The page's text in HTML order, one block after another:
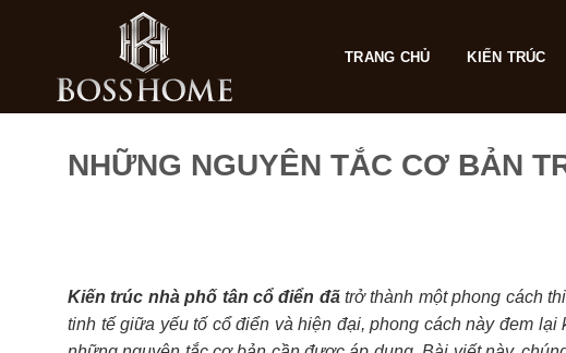
TRANG CHỦ KIẾN TRÚC
NHỮNG NGUYÊN TẮC CƠ BẢN
Kiến trúc nhà phố tân cổ điển đãtrở thành một phong cách
tinh tế giữa yếu tố cổ điển và hiện đại, phong cách này đem